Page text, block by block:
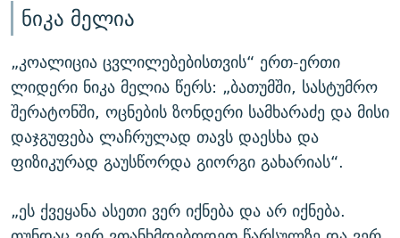
ნიკა მელია
„კოალიცია ცვლილებებისთვის“ ერთ-ერთი
ლიდერი ნიკა მელია წერს: „ბათუმში, სასტუმრო
შერატონში, ოცნების ზონდერი სამხარაძე და მისი
დაჯგუფება ლაჩრულად თავს დაესხა და
ფიზიკურად გაუსწორდა გიორგი გახარიას“.
„ეს ქვეყანა ასეთი ვერ იქნება და არ იქნება.